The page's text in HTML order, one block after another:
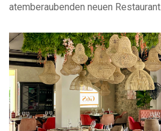
atemberaubenden neuen Restaurant.